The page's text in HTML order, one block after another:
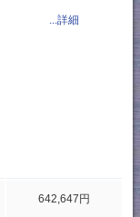
...詳細
642,647円